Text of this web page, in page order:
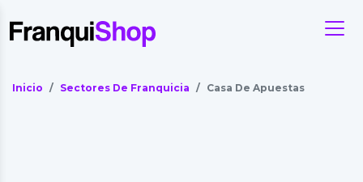
Inicio Sectores De Franquicia Casa De Apuestas